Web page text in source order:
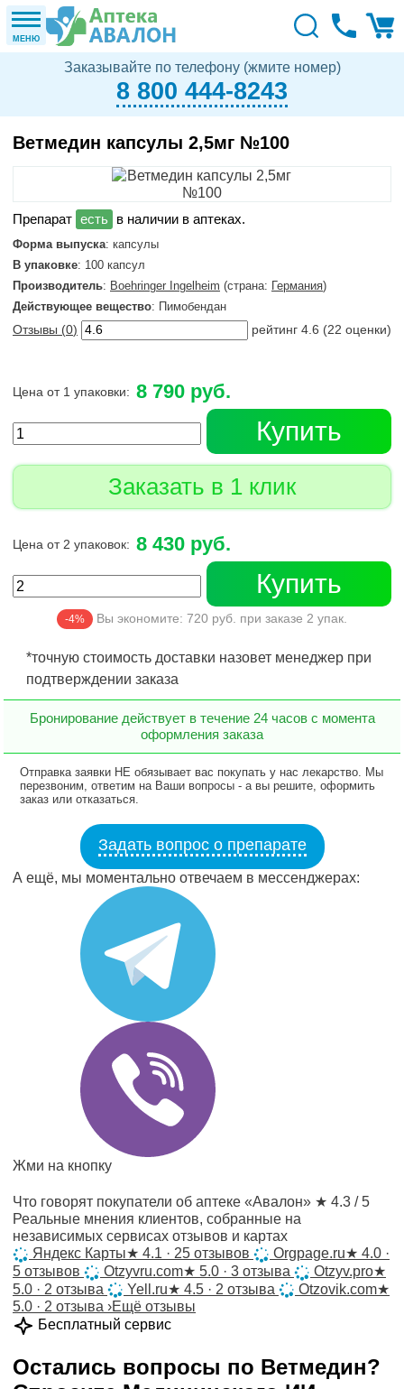
МЕНЮ
Заказывайте по телефону (жмите номер)
8 800 444-8243
Ветмедин капсулы 2,5мг №100
в наличии в аптеках.
Форма выпуска: капсулы
В упаковке: 100 капсул
Производитель: Boehringer Ingelheim (страна: Германия)
Действующее вещество: Пимобендан
Отзывы (0) рейтинг 4.6 (22 оценки)
Цена от 1 упаковки: 8 790 руб.
Купить
Заказать в 1 клик
Цена от 2 упаковок: 8 430 руб.
Купить
-4% Вы экономите: 720 руб. при заказе 2 упак.
*точную стоимость доставки назовет менеджер при
подтверждении заказа
Бронирование действует в течение 24 часов с момента
оформления заказа
Отправка заявки НЕ обязывает вас покупать у нас лекарство. Мы
перезвоним, ответим на Ваши вопросы - а вы решите, оформить
заказ или отказаться.
Задать вопрос о препарате
А ещё, мы моментально отвечаем в мессенджерах:
Жми на кнопку
Что говорят покупатели об аптеке «Авалон» ★ 4.3 / 5
Реальные мнения клиентов, собранные на
независимых сервисах отзывов и картах
Яндекс Карты★ 4.1 · 25 отзывов Orgpage.ru★ 4.0 ·
5 отзывов
Otzyvru.com★ 5.0 · 3 отзыва Otzyv.pro★
5.0 · 2 отзыва
Yell.ru★ 4.5 · 2 отзыва Otzovik.com★
5.0 · 2 отзыва ›Ещё отзывы
Бесплатный сервис
Остались вопросы по Ветмедин?